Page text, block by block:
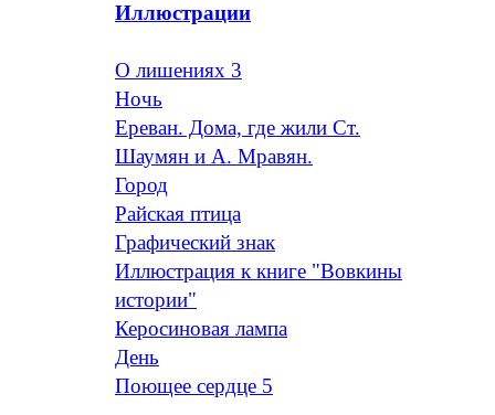
Иллюстрации
О лишениях 3
Ночь
Ереван. Дома, где жили Ст.
Шаумян и А. Мравян.
Город
Райская птица
Графический знак
Иллюстрация к книге "Вовкины
истории"
Керосиновая лампа
День
Поющее сердце 5